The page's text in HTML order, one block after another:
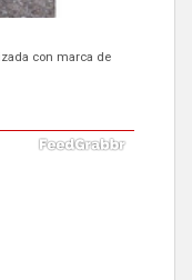
con marca de